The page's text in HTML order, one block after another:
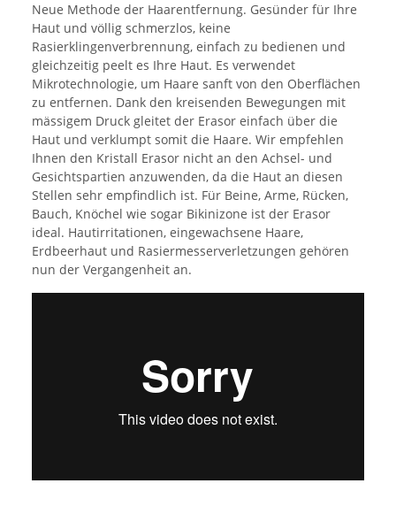
Neue Methode der Haarentfernung. Gesünder für Ihre
Haut und völlig schmerzlos, keine
Rasierklingenverbrennung, einfach zu bedienen und
gleichzeitig peelt es Ihre Haut. Es verwendet
Mikrotechnologie, um Haare sanft von den Oberflächen
zu entfernen. Dank den kreisenden Bewegungen mit
mässigem Druck gleitet der Erasor einfach über die
Haut und verklumpt somit die Haare. Wir empfehlen
Ihnen den Kristall Erasor nicht an den Achsel- und
Gesichtspartien anzuwenden, da die Haut an diesen
Stellen sehr empfindlich ist. Für Beine, Arme, Rücken,
Bauch, Knöchel wie sogar Bikinizone ist der Erasor
ideal. Hautirritationen, eingewachsene Haare,
Erdbeerhaut und Rasiermesserverletzungen gehören
nun der Vergangenheit an.